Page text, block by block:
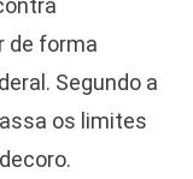
de forma
Segundo a
os limites